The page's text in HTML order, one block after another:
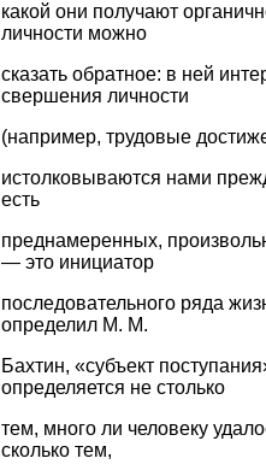
какой они получают
личности можно
сказать обратное: в ней
свершения личности
(например, трудовые
истолковываются нами
есть
преднамеренных,
— это инициатор
последовательного ряда
определил М. М.
Бахтин, «субъект
определяется не столько
тем, много ли человеку
сколько тем,